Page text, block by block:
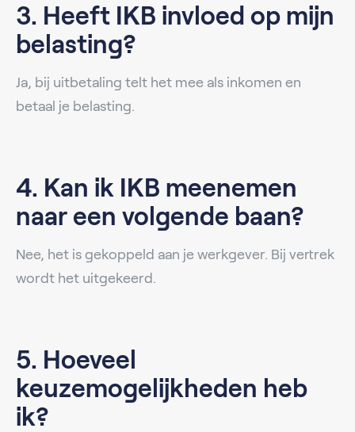
3. Heeft IKB invloed op mijn
belasting?
Ja, bij uitbetaling telt het mee als inkomen en
betaal je belasting.
4. Kan ik IKB meenemen
naar een volgende baan?
Nee, het is gekoppeld aan je werkgever. Bij vertrek
wordt het uitgekeerd.
5. Hoeveel
keuzemogelijkheden heb
ik?